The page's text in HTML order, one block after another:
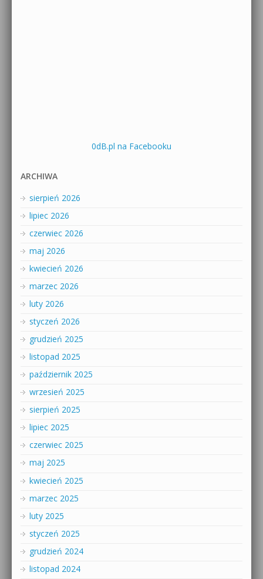
0dB.pl na Facebooku
ARCHIWA
sierpień 2026
lipiec 2026
czerwiec 2026
maj 2026
kwiecień 2026
marzec 2026
luty 2026
styczeń 2026
grudzień 2025
listopad 2025
październik 2025
wrzesień 2025
sierpień 2025
lipiec 2025
czerwiec 2025
maj 2025
kwiecień 2025
marzec 2025
luty 2025
styczeń 2025
grudzień 2024
listopad 2024